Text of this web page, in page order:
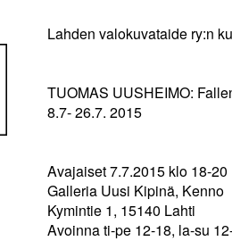
Lahden valokuvataide ry:n
TUOMAS UUSHEIMO:
8.7- 26.7. 2015
Avajaiset 7.7.2015 klo 18-20
Galleria Uusi Kipinä, Kenno
Kymintie 1, 15140 Lahti
Avoinna ti-pe 12-18, la-su